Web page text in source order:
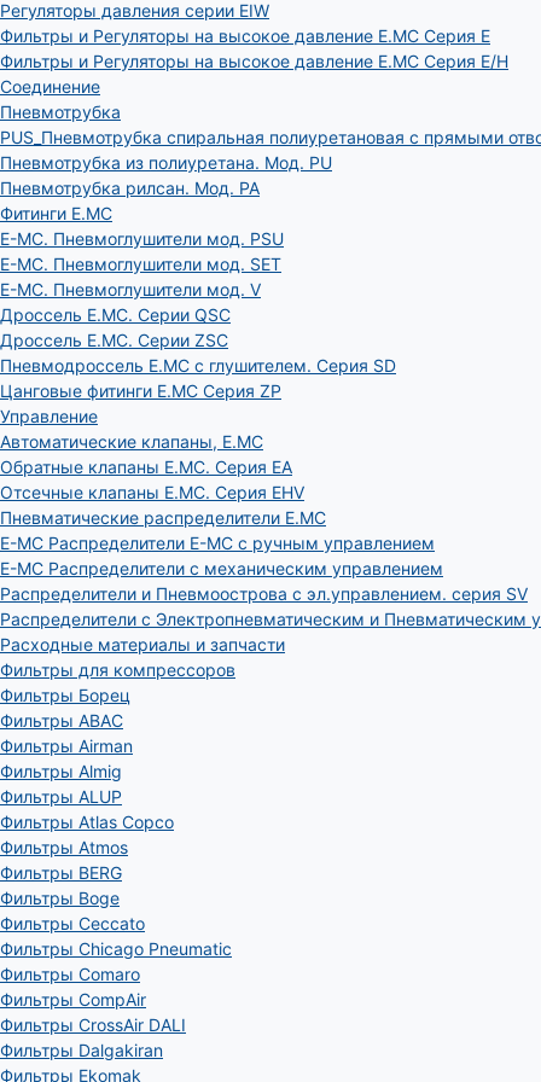
Регуляторы давления серии EIW
Фильтры и Регуляторы на высокое давление E.MC Серия E
Фильтры и Регуляторы на высокое давление E.MC Серия E/H
Соединение
Пневмотрубка
PUS_Пневмотрубка спиральная полиуретановая с прямыми
Пневмотрубка из полиуретана. Мод. РU
Пневмотрубка рилсан. Мод. PA
Фитинги E.MC
E-MC. Пневмоглушители мод. PSU
E-MC. Пневмоглушители мод. SET
E-MC. Пневмоглушители мод. V
Дроссель E.MC. Серии QSC
Дроссель E.MC. Серии ZSC
Пневмодроссель E.MC с глушителем. Серия SD
Цанговые фитинги E.MC Серия ZP
Управление
Автоматические клапаны, Е.МС
Обратные клапаны E.MC. Серия EA
Отсечные клапаны E.MC. Серия EHV
Пневматические распределители E.MC
E-MC Распределители E-MC с ручным управлением
E-MC Распределители с механическим управлением
Распределители и Пневмоострова с эл.управлением. серия SV
Распределители с Электропневматическим и Пневматическим
Расходные материалы и запчасти
Фильтры для компрессоров
Фильтры Борец
Фильтры ABAC
Фильтры Airman
Фильтры Almig
Фильтры ALUP
Фильтры Atlas Copco
Фильтры Atmos
Фильтры BERG
Фильтры Boge
Фильтры Ceccato
Фильтры Chicago Pneumatic
Фильтры Comaro
Фильтры CompAir
Фильтры CrossAir DALI
Фильтры Dalgakiran
Фильтры Ekomak